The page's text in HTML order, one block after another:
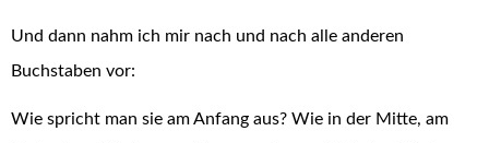
Und dann nahm ich mir nach und nach alle anderen
Buchstaben vor:
Wie spricht man sie am Anfang aus? Wie in der Mitte, am